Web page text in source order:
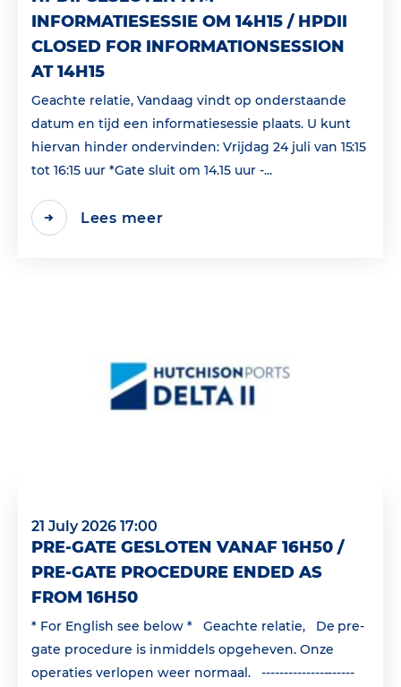
INFORMATIESESSIE OM 14H15 / HPDII
CLOSED FOR INFORMATIONSESSION
AT 14H15
Geachte relatie, Vandaag vindt op onderstaande
datum en tijd een informatiesessie plaats. U kunt
hiervan hinder ondervinden: Vrijdag 24 juli van 15:15
tot 16:15 uur *Gate sluit om 14.15 uur -...
Lees meer
21 July 2026 17:00
PRE-GATE GESLOTEN VANAF 16H50 /
PRE-GATE PROCEDURE ENDED AS
FROM 16H50
* For English see below * Geachte relatie, De pre-
gate procedure is inmiddels opgeheven. Onze
operaties verlopen weer normaal. ---------------------